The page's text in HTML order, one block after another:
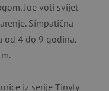
Joe voli svijet
Simpatična
od 4 do 9 godina.
iz serije Tinyly